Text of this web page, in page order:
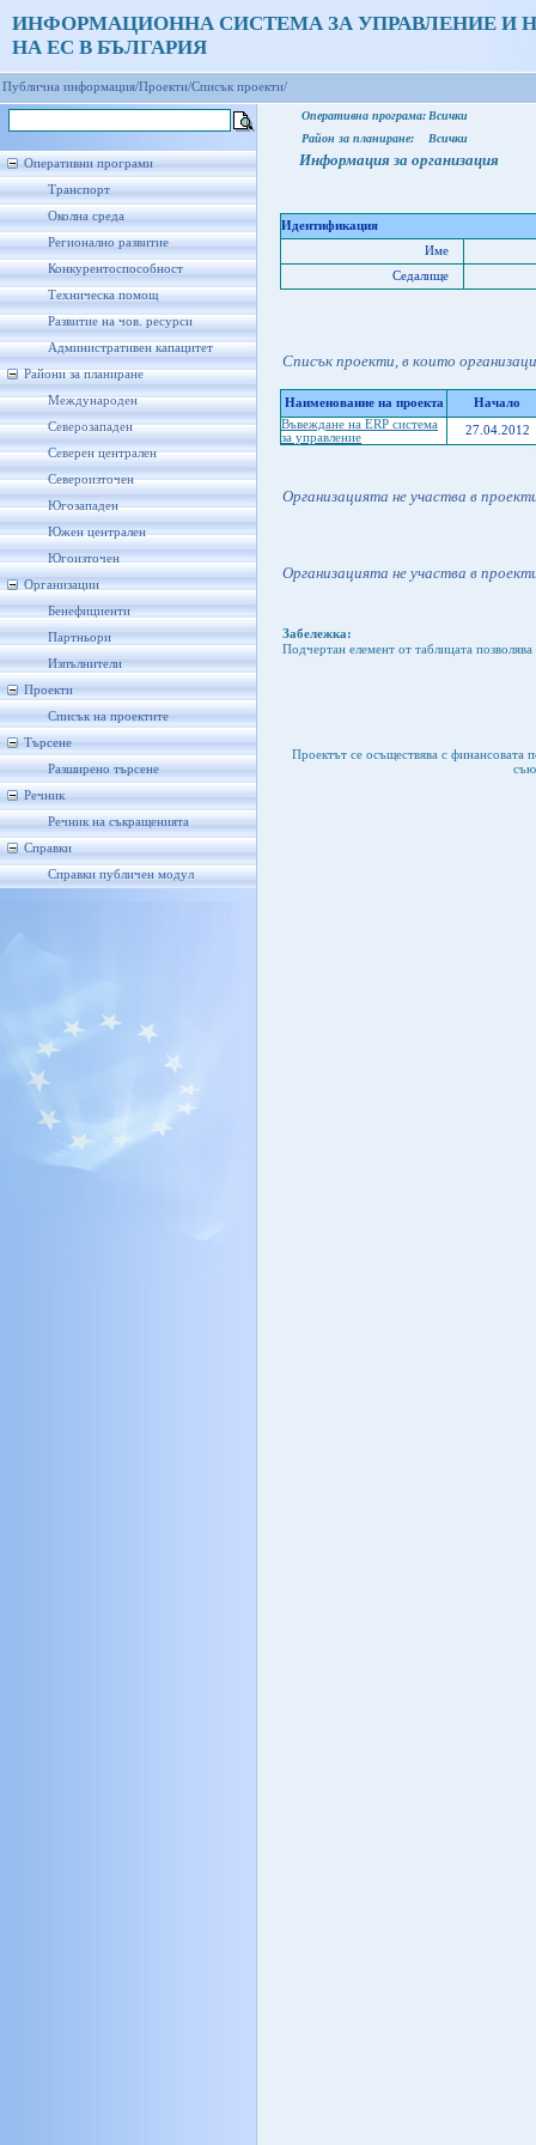
ИНФОРМАЦИОННА СИСТЕМА ЗА УПРАВЛЕНИЕ И
НА ЕС В БЪЛГАРИЯ
Публична информация/Проекти/Списък проекти/
Оперативни програми
Транспорт
Околна среда
Регионално развитие
Конкурентоспособност
Техническа помощ
Развитие на чов. ресурси
Административен капацитет
Райони за планиране
Международен
Северозападен
Северен централен
Североизточен
Югозападен
Южен централен
Югоизточен
Организации
Бенефициенти
Партньори
Изпълнители
Проекти
Списък на проектите
Търсене
Разширено търсене
Речник
Речник на съкращенията
Справки
Справки публичен модул
Оперативна програма: Всички
Район за планиране:
Всички
Информация за организация
Идентификация
Име
Седалище
Списък проекти, в които
Наименование на проекта
Начало
Въвеждане на ERP система
за управление
27.04.2012
Организацията не участва в
Организацията не участва в
Забележка:
Подчертан елемент от таблицата
Проектът се осъществява с финансовата